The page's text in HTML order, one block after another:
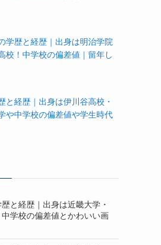
学歴と経歴｜出身は明治学院
校！中学校の偏差値｜留年し
と経歴｜出身は伊川谷高校・
や中学校の偏差値や学生時代
と経歴｜出身は近畿大学・
学校の偏差値とかわいい画